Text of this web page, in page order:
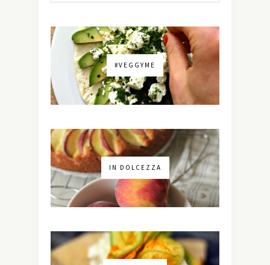
#VEGGYME
IN DOLCEZZA